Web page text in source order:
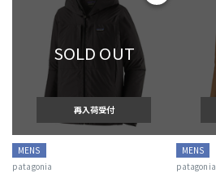
SOLD OUT
再入荷受付
MENS
patagonia
MENS
patagonia